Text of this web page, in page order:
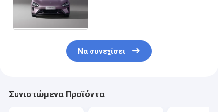
Να συνεχίσει
Συνιστώμενα Προϊόντα